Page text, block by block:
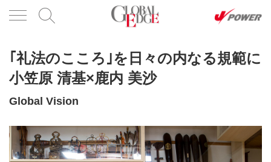
｢礼法のこころ｣を日々の内なる規範に
小笠原 清基×鹿内 美沙
Global Vision